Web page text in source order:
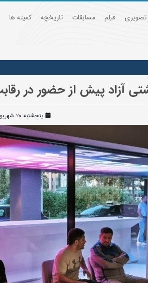
فیلم مسابقات تاریخچه
کمیته ها
آزاد پیش از حضور در
پنجشنبه ۲۰ شهریور ۱۴۰۴